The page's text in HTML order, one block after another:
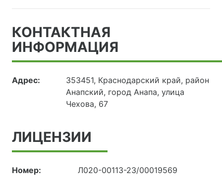
КОНТАКТНАЯ
ИНФОРМАЦИЯ
Адрес:
353451, Краснодарский край, район
Анапский, город Анапа, улица
Чехова, 67
ЛИЦЕНЗИИ
Номер:
Л020-00113-23/00019569